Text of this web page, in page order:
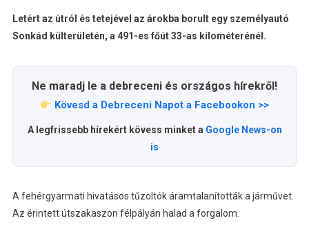
Letért az útról és tetejével az árokba borult egy személyautó
Sonkád külterületén, a 491-es főút 33-as kilométerénél.
Ne maradj le a debreceni és országos hírekről!
Kövesd a Debreceni Napot a Facebookon >>
A legfrissebb hírekért kövess minket a Google News-on
is
A fehérgyarmati hivatásos tűzoltók áramtalanították a járművet.
Az érintett útszakaszon félpályán halad a forgalom.